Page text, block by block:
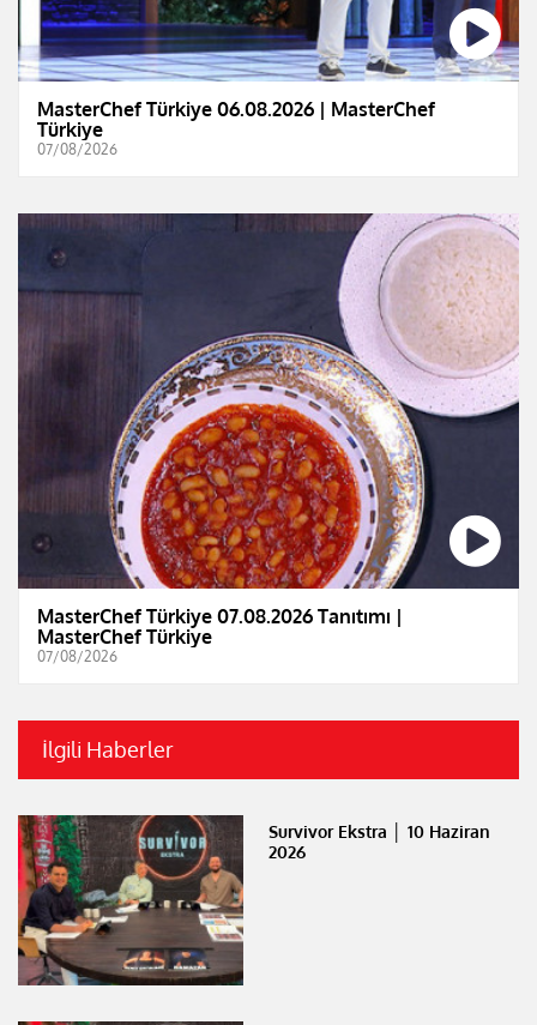
MasterChef Türkiye 06.08.2026 | MasterChef
Türkiye
07/08/2026
MasterChef Türkiye 07.08.2026 Tanıtımı |
MasterChef Türkiye
07/08/2026
İlgili Haberler
Survivor Ekstra │ 10 Haziran
2026